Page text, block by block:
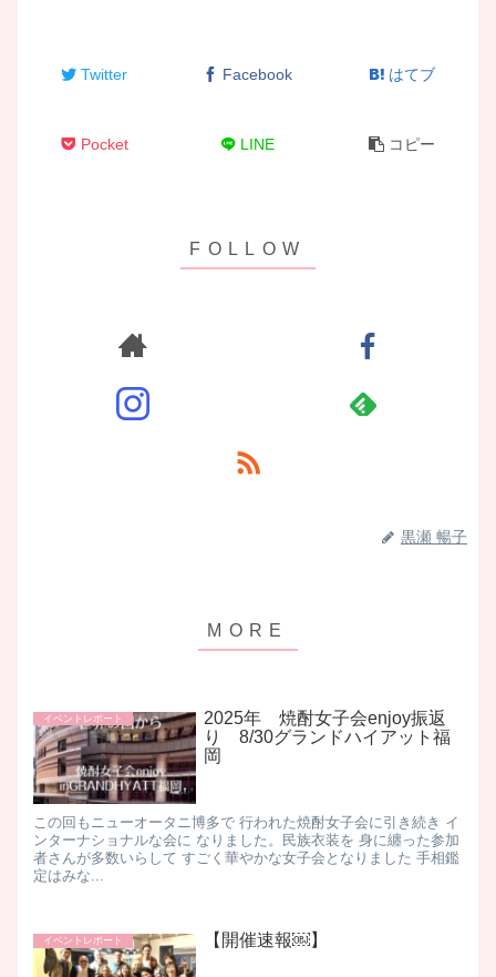
Twitter Facebook はてブ
Pocket LINE コピー
黒瀬 暢子
イベントレポート
2025年 焼酎女子会enjoy振返
り 8/30グランドハイアット福
岡
この回もニューオータニ博多で 行われた焼酎女子会に引き続き イ
ンターナショナルな会に なりました。民族衣装を 身に纏った参加
者さんが多数いらして すごく華やかな女子会となりました 手相鑑
定はみな...
イベントレポート 【開催速報￼】